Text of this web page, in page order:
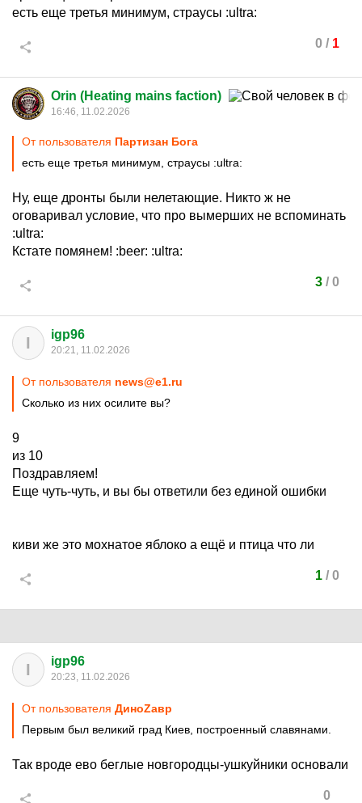
есть еще третья минимум, страусы :ultra:
0 / 1
Orin (Heating mains faction)
16:46, 11.02.2026
От пользователя Партизан Бога
есть еще третья минимум, страусы :ultra:
Ну, еще дронты были нелетающие. Никто ж не
оговаривал условие, что про вымерших не вспоминать
:ultra:
Кстате помянем! :beer: :ultra:
3/ 0
I igp96
20:21, 11.02.2026
От пользователя news@e1.ru
Сколько из них осилите вы?
9
из 10
Поздравляем!
Еще чуть-чуть, и вы бы ответили без единой ошибки
киви же это мохнатое яблоко а ещё и птица что ли
1/ 0
I igp96
20:23, 11.02.2026
От пользователя ДиноZавp
Первым был великий град Киев, построенный славянами.
Так вроде ево беглые новгородцы-ушкуйники основали
0